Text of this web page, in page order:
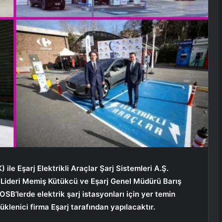
ile Eşarj Elektrikli Araçlar Şarj Sistemleri A.Ş.
Memiş Kütükcü ve Eşarj Genel Müdürü Barış
elektrik şarj istasyonları için yer temin
firma Eşarj tarafından yapılacaktır.